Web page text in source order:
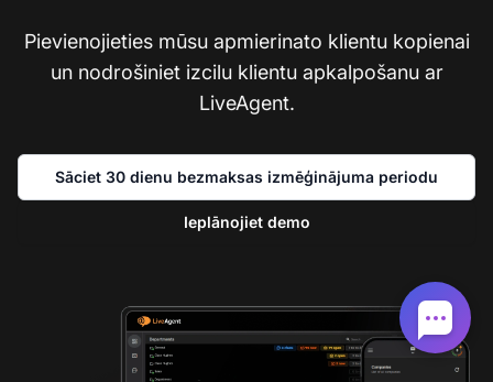
Pievienojieties mūsu apmierinato klientu kopienai
un nodrošiniet izcilu klientu apkalpošanu ar
LiveAgent.
Sāciet 30 dienu bezmaksas izmēģinājuma periodu
Ieplānojiet demo